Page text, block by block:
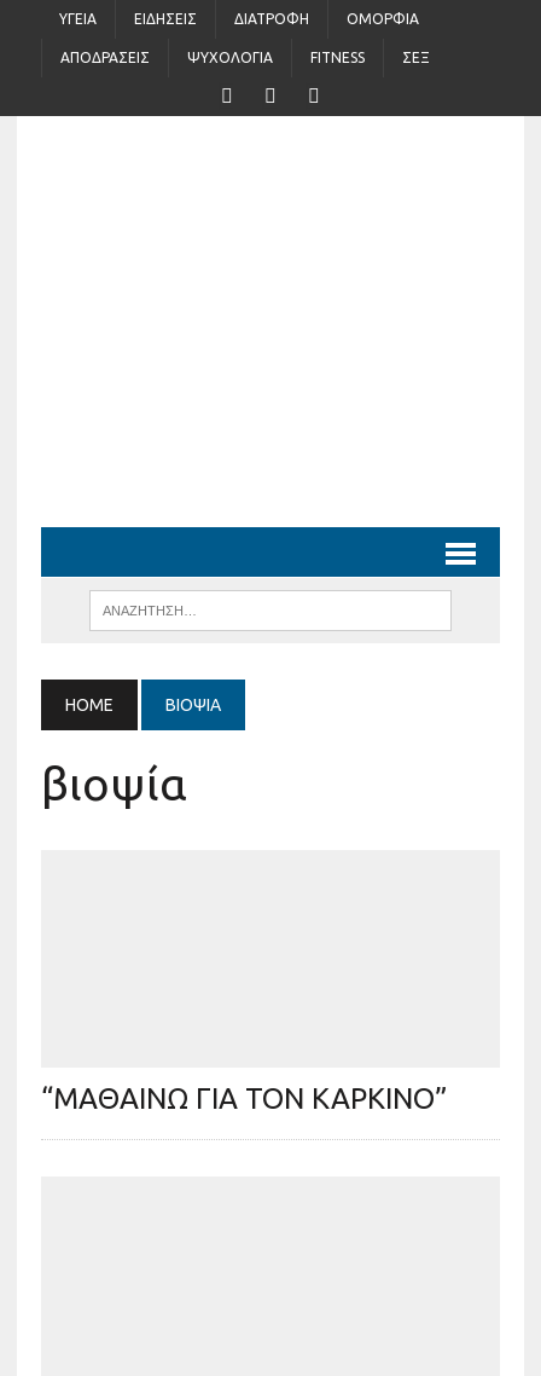
ΥΓΕΊΑ ΕΙΔΉΣΕΙΣ ΔΙΑΤΡΟΦΉ ΟΜΟΡΦΙΆ
ΑΠΟΔΡΆΣΕΙΣ ΨΥΧΟΛΟΓΊΑ FITNESS ΣΈΞ
HOME ΒΙΟΨΊΑ
βιοψία
“ΜΑΘΑΙΝΩ ΓΙΑ ΤΟΝ ΚΑΡΚΙΝΟ”